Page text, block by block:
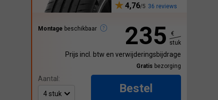
4,76 36 reviews
Montage beschikbaar 235
€
stuk
Prijs incl. btw en verwijderingsbijdrage
Gratis bezorging
Aantal:
Bestel